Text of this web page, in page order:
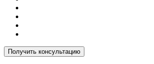
Получить консультацию